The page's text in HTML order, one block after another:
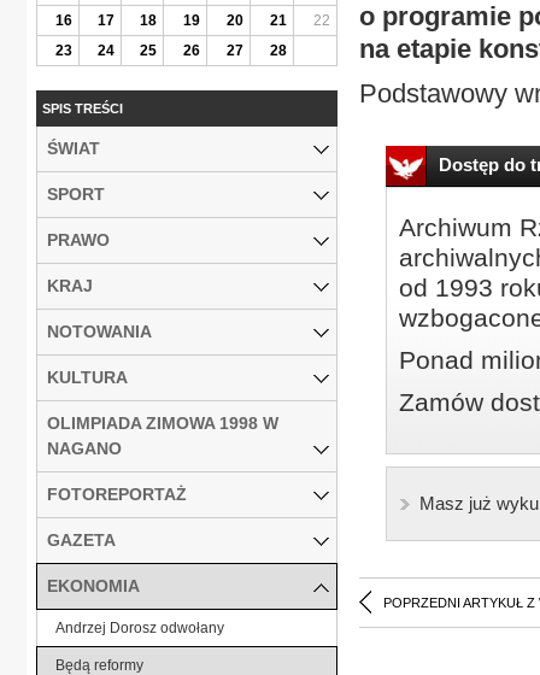
o programie
na etapie
Podstawowy
Dostęp do
Archiwum
od 1993
Ponad
Zamów
Masz już
POPRZEDNI ARTYKUŁ Z
16
17 18 19 20 21
22
23
24 25 26 27 28
SPIS TREŚCI
ŚWIAT
SPORT
PRAWO
KRAJ
NOTOWANIA
KULTURA
OLIMPIADA ZIMOWA 1998 W
NAGANO
FOTOREPORTAŻ
GAZETA
EKONOMIA
Andrzej Dorosz odwołany
Będą reformy